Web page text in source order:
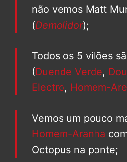
não vemos Matt
(Demolidor);
Todos os 5 vilões
(Duende Verde,
Electro, Homem-
Vemos um pouco
Homem-Aranha
Octopus na ponte;